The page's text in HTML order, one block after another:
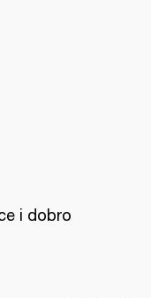
i dobro